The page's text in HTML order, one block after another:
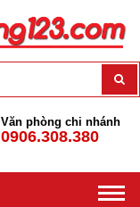
Văn phòng chi nhánh
0906.308.380